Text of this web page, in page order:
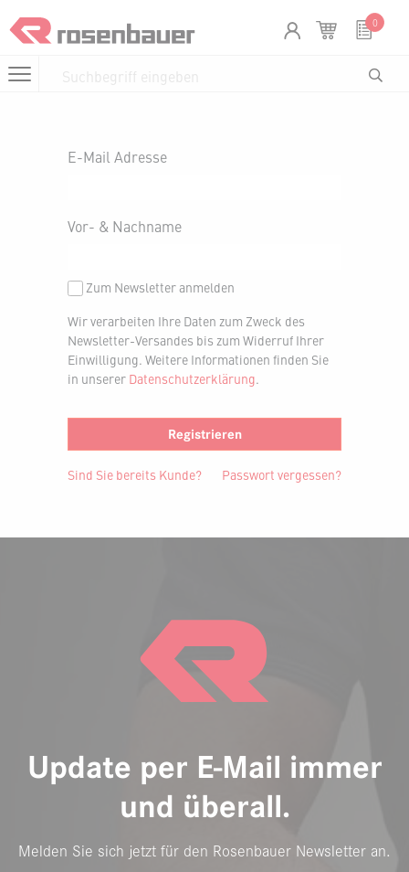
0
E-Mail Adresse
Vor- & Nachname
Zum Newsletter anmelden
Wir verarbeiten Ihre Daten zum Zweck des
Newsletter-Versandes bis zum Widerruf Ihrer
Einwilligung. Weitere Informationen finden Sie
in unserer Datenschutzerklärung.
Registrieren
Sind Sie bereits Kunde? Passwort vergessen?
Update per E-Mail immer
und überall.
Melden Sie sich jetzt für den Rosenbauer Newsletter an.